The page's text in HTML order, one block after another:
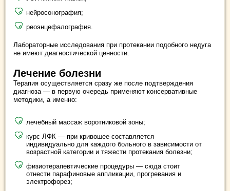
нейросонография;
реоэнцефалография.
Лабораторные исследования при протекании подобного недуга
не имеют диагностической ценности.
Лечение болезни
Терапия осуществляется сразу же после подтверждения
диагноза — в первую очередь применяют консервативные
методики, а именно:
лечебный массаж воротниковой зоны;
курс ЛФК — при кривошее составляется
индивидуально для каждого больного в зависимости от
возрастной категории и тяжести протекания болезни;
физиотерапевтические процедуры — сюда стоит
отнести парафиновые аппликации, прогревания и
электрофорез;